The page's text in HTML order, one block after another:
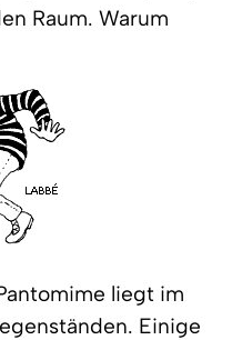
Raum. Warum
liegt im
Einige